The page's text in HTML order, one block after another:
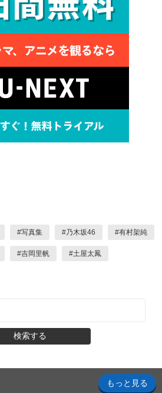
#写真集 #乃木坂46 #有村架純
#吉岡里帆 #土屋太鳳
検索する
もっと見る